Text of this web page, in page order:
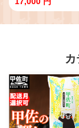
ル クレラップミニ
すい パッと切れる